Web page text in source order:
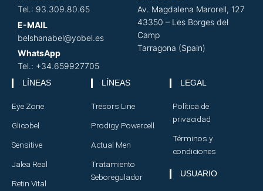
Tel.: 93.309.80.65
E-MAIL
belshanabel@yobel.es
WhatsApp
Tel.: +34.659927705
Av. Magdalena Marorell, 127
43350 – Les Borges del
Camp
Tarragona (Spain)
LÍNEAS
Eye Zone
Glicobel
Sensitive
Jalea Real
Retin Vital
LÍNEAS
Tresors Line
Prodigy Powercell
Actual Men
Tratamiento
Seboregulador
LEGAL
Política de
privacidad
Términos y
condiciones
USUARIO